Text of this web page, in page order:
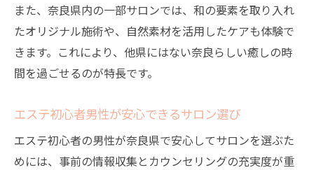
また、奈良県内の一部サロンでは、和の要素を取り入れ
たオリジナル施術や、自然素材を活用したケアも体験で
きます。これにより、他県にはない奈良らしい癒しの時
間を過ごせるのが特長です。
エステ初心者男性が安心できるサロン選び
エステ初心者の男性が奈良県で安心してサロンを選ぶた
めには、事前の情報収集とカウンセリングの充実度が重